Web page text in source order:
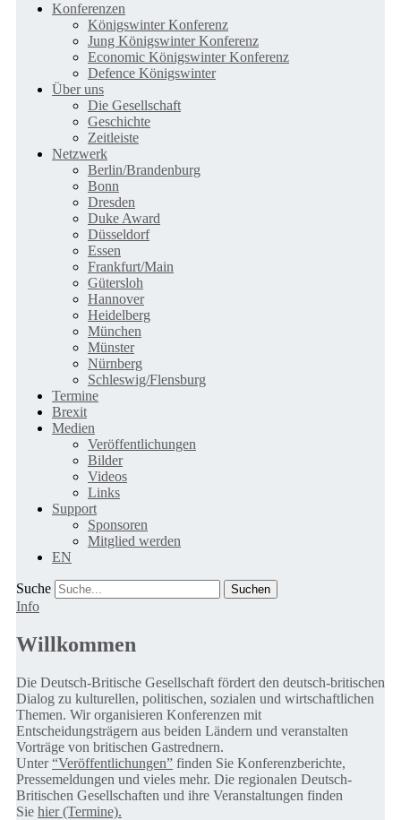
Konferenzen
Königswinter Konferenz
Jung Königswinter Konferenz
Economic Königswinter Konferenz
Defence Königswinter
Über uns
Die Gesellschaft
Geschichte
Zeitleiste
Netzwerk
Berlin/Brandenburg
Bonn
Dresden
Duke Award
Düsseldorf
Essen
Frankfurt/Main
Gütersloh
Hannover
Heidelberg
München
Münster
Nürnberg
Schleswig/Flensburg
Termine
Brexit
Medien
Veröffentlichungen
Bilder
Videos
Links
Support
Sponsoren
Mitglied werden
EN
Suche
Info
Willkommen
Die Deutsch-Britische Gesellschaft fördert den deutsch-britischen
Dialog zu kulturellen, politischen, sozialen und wirtschaftlichen
Themen. Wir organisieren Konferenzen mit
Entscheidungsträgern aus beiden Ländern und veranstalten
Vorträge von britischen Gastrednern.
Unter“Veröffentlichungen” finden Sie Konferenzberichte,
Pressemeldungen und vieles mehr. Die regionalen Deutsch-
Britischen Gesellschaften und ihre Veranstaltungen finden
Sie hier (Termine).